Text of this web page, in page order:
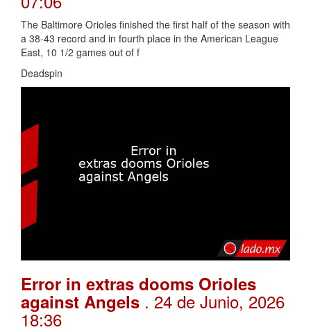
The Baltimore Orioles finished the first half of the season with
a 38-43 record and in fourth place in the American League
East, 10 1/2 games out of f
Deadspin
Error in extras dooms Orioles
against Angels . 24 de Junio, 2026
18:36